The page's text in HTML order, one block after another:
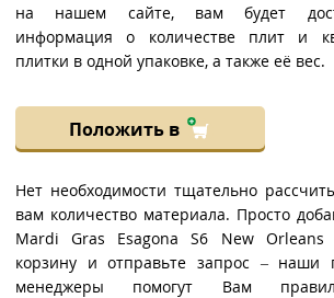
на нашем сайте, вам будет
информация о количестве плит и
плитки в одной упаковке, а также её вес.
Положить в
Нет необходимости тщательно
вам количество материала. Просто
Mardi Gras Esagona S6 New
корзину и отправьте запрос – наши
менеджеры помогут Вам